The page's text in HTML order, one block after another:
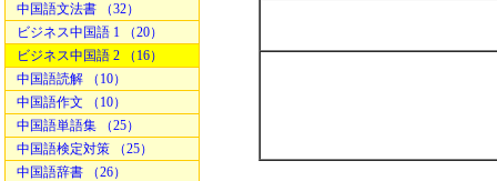
中国語文法書 （32）
ビジネス中国語 1 （20）
ビジネス中国語 2 （16）
中国語読解 （10）
中国語作文 （10）
中国語単語集 （25）
中国語検定対策 （25）
中国語辞書 （26）